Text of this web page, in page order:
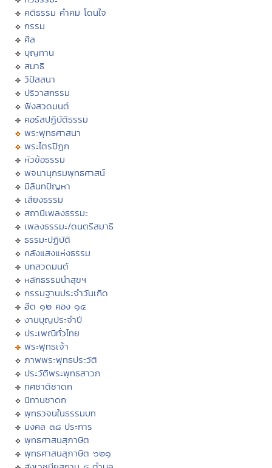
คติธรรม คำคม โดนใจ
กรรม
ศีล
บุญทาน
สมาธิ
วิปัสสนา
ปริวาสกรรม
ฟังสวดมนต์
คอร์สปฏิบัติธรรม
พระพุทธศาสนา
พระไตรปิฏก
หัวข้อธรรม
พจนานุกรมพุทธศาสน์
มิลินทปัญหา
เสียงธรรม
สถานีเพลงธรรมะ
เพลงธรรมะ/ดนตรีสมาธิ
ธรรมะปฏิบัติ
คลังแสงแห่งธรรม
บทสวดมนต์
หลักธรรมนำสุขฯ
กรรมฐานประจำวันเกิด
ฮีต ๑๒ คอง ๑๔
งานบุญประจำปี
ประเพณีทั่วไทย
พระพุทธเจ้า
ภาพพระพุทธประวัติ
ประวัติพระพุทธสาวก
ทศชาติชาดก
นิทานชาดก
พุทธวจนในธรรมบท
มงคล ๓๘ ประการ
พุทธศาสนสุภาษิต
พุทธศาสนสุภาษิต ๖๒๑